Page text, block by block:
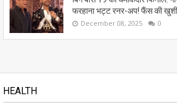
फरहाना भट्ट रनर-अप! फैंस की खुशी
December 08, 2025 0
HEALTH